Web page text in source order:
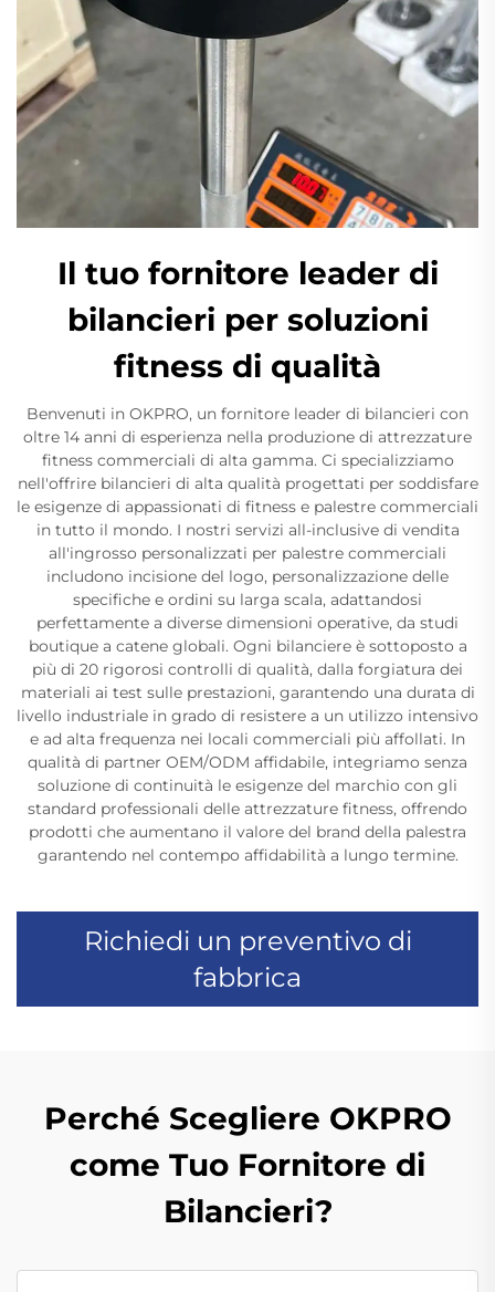
Il tuo fornitore leader di
bilancieri per soluzioni
fitness di qualità
Benvenuti in OKPRO, un fornitore leader di bilancieri con
oltre 14 anni di esperienza nella produzione di attrezzature
fitness commerciali di alta gamma. Ci specializziamo
nell'offrire bilancieri di alta qualità progettati per soddisfare
le esigenze di appassionati di fitness e palestre commerciali
in tutto il mondo. I nostri servizi all-inclusive di vendita
all'ingrosso personalizzati per palestre commerciali
includono incisione del logo, personalizzazione delle
specifiche e ordini su larga scala, adattandosi
perfettamente a diverse dimensioni operative, da studi
boutique a catene globali. Ogni bilanciere è sottoposto a
più di 20 rigorosi controlli di qualità, dalla forgiatura dei
materiali ai test sulle prestazioni, garantendo una durata di
livello industriale in grado di resistere a un utilizzo intensivo
e ad alta frequenza nei locali commerciali più affollati. In
qualità di partner OEM/ODM affidabile, integriamo senza
soluzione di continuità le esigenze del marchio con gli
standard professionali delle attrezzature fitness, offrendo
prodotti che aumentano il valore del brand della palestra
garantendo nel contempo affidabilità a lungo termine.
Richiedi un preventivo di
fabbrica
Perché Scegliere OKPRO
come Tuo Fornitore di
Bilancieri?